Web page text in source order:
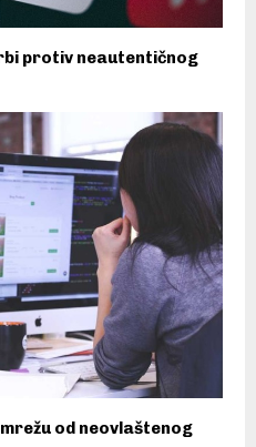
protiv neautentičnog
od neovlaštenog